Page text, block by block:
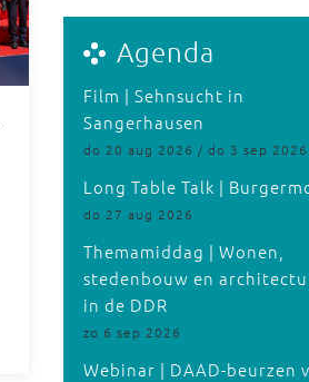
Agenda
Film | Sehnsucht in
Sangerhausen
do 20 aug 2026 / do 3 sep 2026
Long Table Talk |
do 27 aug 2026
Themamiddag | Wonen,
stedenbouw en
in de DDR
zo 6 sep 2026
Webinar | DAAD-beurzen